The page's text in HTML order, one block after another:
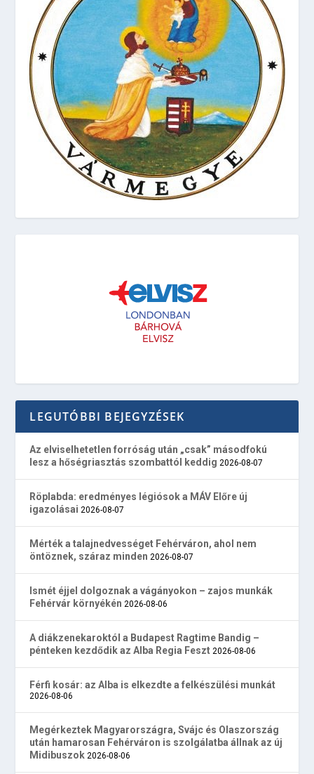
LEGUTÓBBI BEJEGYZÉSEK
Az elviselhetetlen forróság után „csak” másodfokú
lesz a hőségriasztás szombattól keddig 2026-08-07
Röplabda: eredményes légiósok a MÁV Előre új
igazolásai 2026-08-07
Mérték a talajnedvességet Fehérváron, ahol nem
öntöznek, száraz minden 2026-08-07
Ismét éjjel dolgoznak a vágányokon – zajos munkák
Fehérvár környékén 2026-08-06
A diákzenekaroktól a Budapest Ragtime Bandig –
pénteken kezdődik az Alba Regia Feszt 2026-08-06
Férfi kosár: az Alba is elkezdte a felkészülési munkát
2026-08-06
Megérkeztek Magyarországra, Svájc és Olaszország
után hamarosan Fehérváron is szolgálatba állnak az új
Midibuszok 2026-08-06